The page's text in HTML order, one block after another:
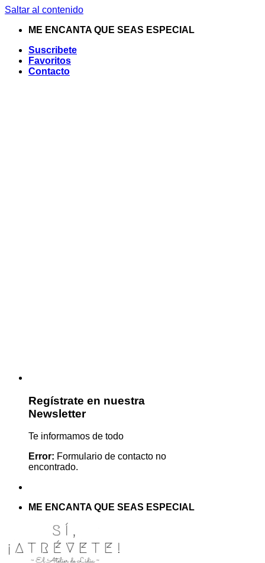
Saltar al contenido
ME ENCANTA QUE SEAS ESPECIAL
Suscribete
Favoritos
Contacto
Regístrate en nuestra
Newsletter
Te informamos de todo
Error: Formulario de contacto no
encontrado.
ME ENCANTA QUE SEAS ESPECIAL